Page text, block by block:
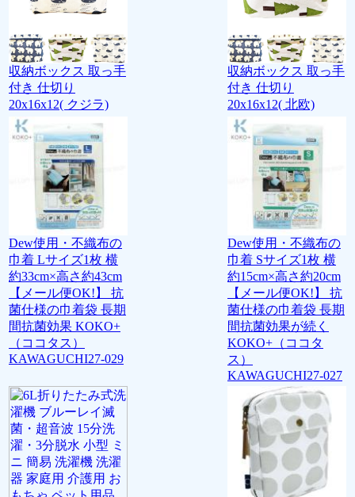
収納ボックス 取っ手
付き 仕切り
20x16x12( クジラ)
収納ボックス 取っ手
付き 仕切り
20x16x12( 北欧)
Dew使用・不織布の
巾着 Lサイズ1枚 横
約33cm×高さ約43cm
【メール便OK!】 抗
菌仕様の巾着袋 長期
間抗菌効果 KOKO+
（ココタス）
KAWAGUCHI27-029
Dew使用・不織布の
巾着 Sサイズ1枚 横
約15cm×高さ約20cm
【メール便OK!】 抗
菌仕様の巾着袋 長期
間抗菌効果が続く
KOKO+（ココタ
ス）
KAWAGUCHI27-027